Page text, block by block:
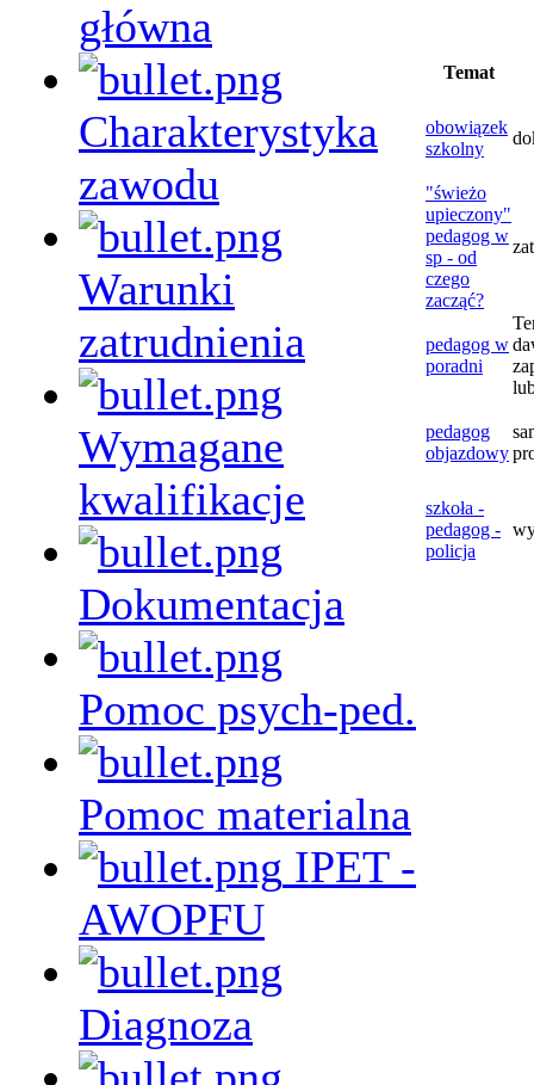
główna
Charakterystyka
zawodu
Warunki
zatrudnienia
Wymagane
kwalifikacje
Dokumentacja
Pomoc psych-ped.
Pomoc materialna
IPET -
AWOPFU
Diagnoza
Temat
obowiązek
szkolny
"świeżo
upieczony"
pedagog w
sp - od
czego
zacząć?
pedagog w
poradni
pedagog
objazdowy
szkoła -
pedagog -
policja